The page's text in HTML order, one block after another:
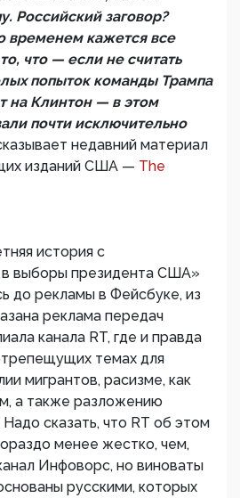
Российский заговор?
временем кажется все
что — если не считать
попыток команды Трампа
на Клинтон — в этом
почти исключительно
недавний материал
изданий США — The
история с
выборы президента США»
до рекламы в Фейсбуке, из
реклама передач
канала RT, где и правда
темах для
мигрантов, расизме, как
а также разложению
сказать, что RT об этом
менее жестко, чем,
Инфоворс, но виноваты
русскими, которых